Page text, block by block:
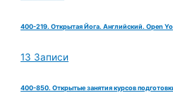
400-219. Открытая Йога. Английский. Open
13 Записи
400-850. Открытые занятия курсов